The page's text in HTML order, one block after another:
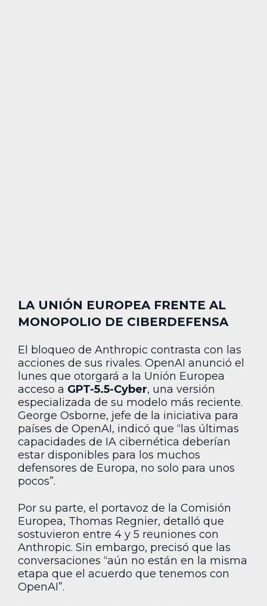
LA UNIÓN EUROPEA FRENTE AL
MONOPOLIO DE CIBERDEFENSA
El bloqueo de Anthropic contrasta con las
acciones de sus rivales. OpenAI anunció el
lunes que otorgará a la Unión Europea
acceso a GPT-5.5-Cyber, una versión
especializada de su modelo más reciente.
George Osborne, jefe de la iniciativa para
países de OpenAI, indicó que “las últimas
capacidades de IA cibernética deberían
estar disponibles para los muchos
defensores de Europa, no solo para unos
pocos”.
Por su parte, el portavoz de la Comisión
Europea, Thomas Regnier, detalló que
sostuvieron entre 4 y 5 reuniones con
Anthropic. Sin embargo, precisó que las
conversaciones “aún no están en la misma
etapa que el acuerdo que tenemos con
OpenAI”.